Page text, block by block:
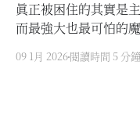
真正被困住的其實是
而最強大也最可怕的
09 1月 2026 閱讀時間 5 分鐘